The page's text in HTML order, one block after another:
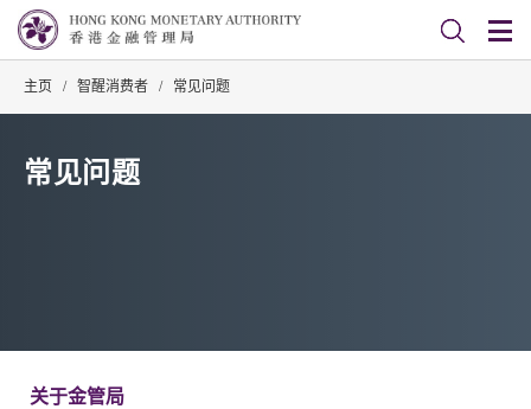
主页 / 智醒消费者 / 常见问题
常见问题
关于金管局